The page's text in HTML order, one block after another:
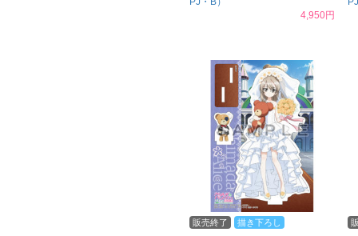
4,950円
販売終了 描き下ろし